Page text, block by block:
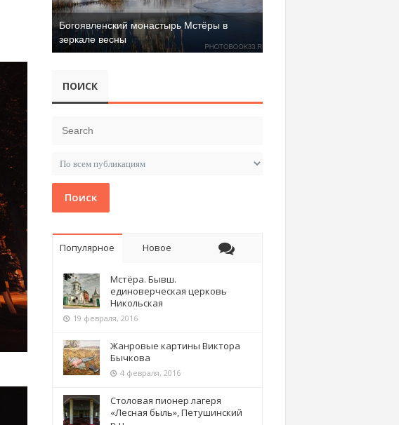
Богоявленский монастырь Мстёры в
зеркале весны
ПОИСК
Поиск
Популярное Новое
Мстёра. Бывш.
единоверческая церковь
Никольская
19 февраля, 2016
Жанровые картины Виктора
Бычкова
4 февраля, 2016
Столовая пионер лагеря
«Лесная быль», Петушинский